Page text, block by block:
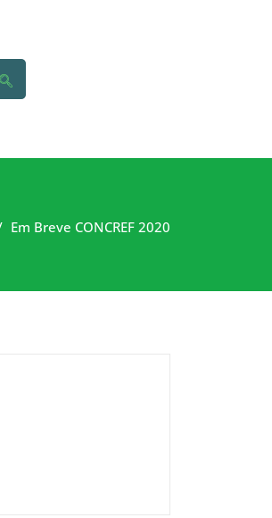
Em Breve CONCREF 2020